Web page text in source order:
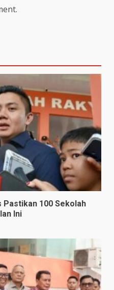
Pastikan 100 Sekolah
Ini